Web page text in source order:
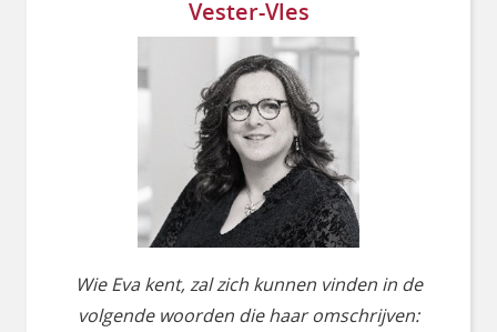
Vester-Vles
Wie Eva kent, zal zich kunnen vinden in de
volgende woorden die haar omschrijven: